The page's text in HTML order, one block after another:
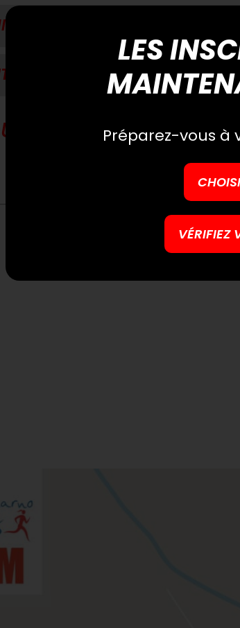
– 3 TOURS DE 1,7
LES
Préparez-vous à
VÉRIFIEZ